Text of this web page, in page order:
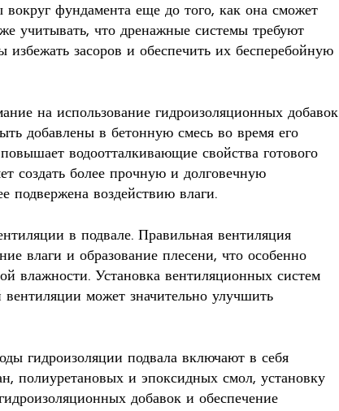
фундамента еще до того, как она сможет
учитывать, что дренажные системы требуют
избежать засоров и обеспечить их бесперебойную
на использование гидроизоляционных добавок
добавлены в бетонную смесь во время его
водоотталкивающие свойства готового
создать более прочную и долговечную
подвержена воздействию влаги.
в подвале. Правильная вентиляция
влаги и образование плесени, что особенно
влажности. Установка вентиляционных систем
вентиляции может значительно улучшить
гидроизоляции подвала включают в себя
полиуретановых и эпоксидных смол, установку
добавок и обеспечение